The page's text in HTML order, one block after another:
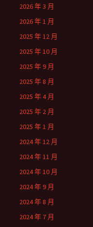
2026 年 3 月
2026 年 1 月
2025 年 12 月
2025 年 10 月
2025 年 9 月
2025 年 8 月
2025 年 4 月
2025 年 2 月
2025 年 1 月
2024 年 12 月
2024 年 11 月
2024 年 10 月
2024 年 9 月
2024 年 8 月
2024 年 7 月